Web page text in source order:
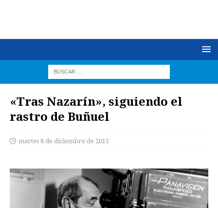
«Tras Nazarín», siguiendo el
rastro de Buñuel
martes 8 de diciembre de 2015